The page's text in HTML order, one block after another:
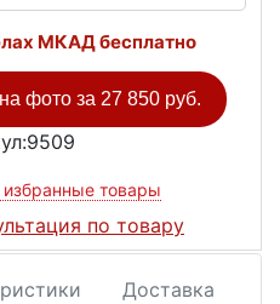
МКАД бесплатно
фото за 27 850 руб.
товары
по товару
Доставка